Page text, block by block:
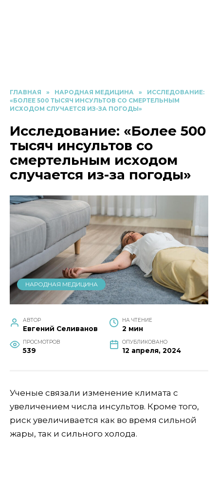
ГЛАВНАЯ » НАРОДНАЯ МЕДИЦИНА »
ИССЛЕДОВАНИЕ:
«БОЛЕЕ 500 ТЫСЯЧ ИНСУЛЬТОВ СО СМЕРТЕЛЬНЫМ
ИСХОДОМ СЛУЧАЕТСЯ ИЗ-ЗА ПОГОДЫ»
Исследование: «Более 500
тысяч инсультов со
смертельным исходом
случается из-за погоды»
НАРОДНАЯ МЕДИЦИНА
АВТОР
Евгений Селиванов
НА ЧТЕНИЕ
2 мин
ПРОСМОТРОВ
539
ОПУБЛИКОВАНО
12 апреля, 2024
Ученые связали изменение климата с
увеличением числа инсультов. Кроме того,
риск увеличивается как во время сильной
жары, так и сильного холода.